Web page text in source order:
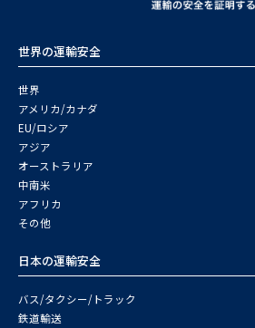
世界の運輸安全
世界
アメリカ/カナダ
EU/ロシア
アジア
オーストラリア
中南米
アフリカ
その他
日本の運輸安全
バス/タクシー/トラック
鉄道輸送